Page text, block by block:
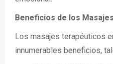
Beneficios de los
Los masajes terapéuticos
innumerables beneficios,